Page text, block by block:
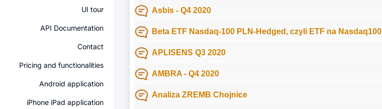
UI tour
API Documentation
Contact
Pricing and functionalities
Android application
iPhone iPad application
Asbis - Q4 2020
Beta ETF Nasdaq-100 PLN-Hedged, czyli ETF na Nasdaq100
APLISENS Q3 2020
AMBRA - Q4 2020
Analiza ZREMB Chojnice